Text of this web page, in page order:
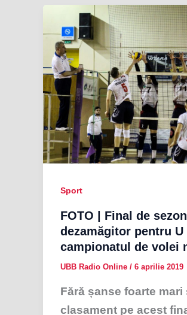
Sport
FOTO | Final de sezon
dezamăgitor pentru
campionatul de volei
UBB Radio Online / 6 aprilie 2019
Fără șanse foarte mari
clasament pe acest